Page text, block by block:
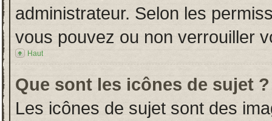
administrateur. Selon les
vous pouvez ou non verrouiller
Haut
Que sont les icônes de sujet ?
Les icônes de sujet sont des